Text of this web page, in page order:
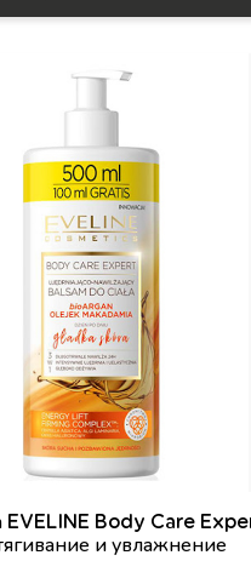
EVELINE Body Care
и увлажнение